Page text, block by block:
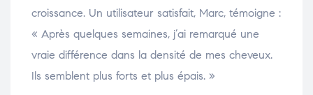
croissance. Un utilisateur satisfait, Marc, témoigne :
« Après quelques semaines, j’ai remarqué une
vraie différence dans la densité de mes cheveux.
Ils semblent plus forts et plus épais. »